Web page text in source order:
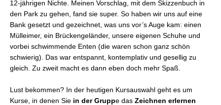
12-jährigen Nichte. Meinen Vorschlag, mit dem Skizzenbuch in
den Park zu gehen, fand sie super. So haben wir uns auf eine
Bank gesetzt und gezeichnet, was uns vor’s Auge kam: einen
Mülleimer, ein Brückengeländer, unsere eigenen Schuhe und
vorbei schwimmende Enten (die waren schon ganz schön
schwierig). Das war entspannt, kontemplativ und gesellig zu
gleich. Zu zweit macht es dann eben doch mehr Spaß.
Lust bekommen? In der heutigen Kursauswahl geht es um
Kurse, in denen Sie in der Gruppe das Zeichnen erlernen